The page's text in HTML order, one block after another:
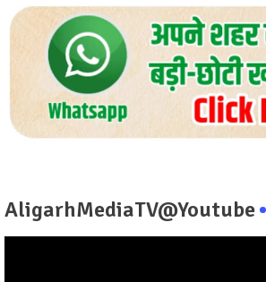
AligarhMediaTV@Youtube